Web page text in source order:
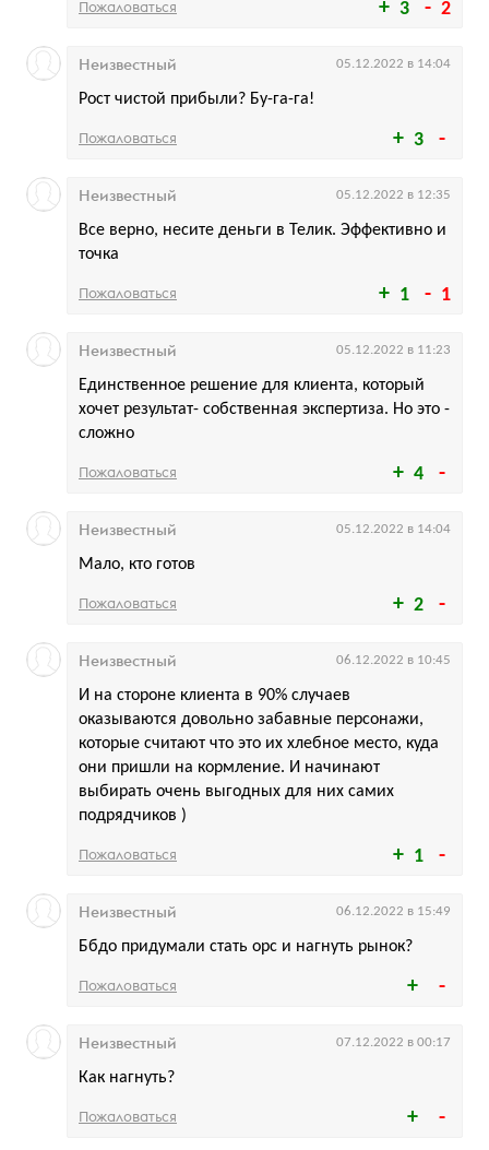
3 2
Пожаловаться
3
Рост чистой прибыли? Бу-га-га!
Неизвестный 05.12.2022 в 14:04
Пожаловаться
1 1
Все верно, несите деньги в Телик. Эффективно и
точка
Неизвестный 05.12.2022 в 12:35
Пожаловаться
4
Единственное решение для клиента, который
хочет результат- собственная экспертиза. Но это -
сложно
Неизвестный 05.12.2022 в 11:23
Пожаловаться
2
Мало, кто готов
Неизвестный 05.12.2022 в 14:04
Пожаловаться
1
И на стороне клиента в 90% случаев
оказываются довольно забавные персонажи,
которые считают что это их хлебное место, куда
они пришли на кормление. И начинают
выбирать очень выгодных для них самих
подрядчиков )
Неизвестный 06.12.2022 в 10:45
Пожаловаться
Ббдо придумали стать орс и нагнуть рынок?
Неизвестный 06.12.2022 в 15:49
Пожаловаться
Как нагнуть?
Неизвестный 07.12.2022 в 00:17
Пожаловаться